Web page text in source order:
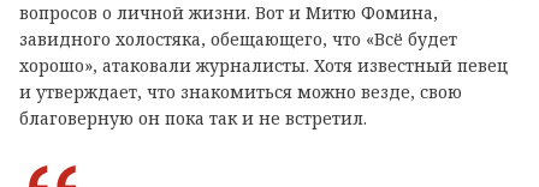
вопросов о личной жизни. Вот и Митю Фомина,
завидного холостяка, обещающего, что «Всё будет
хорошо», атаковали журналисты. Хотя известный певец
и утверждает, что знакомиться можно везде, свою
благоверную он пока так и не встретил.